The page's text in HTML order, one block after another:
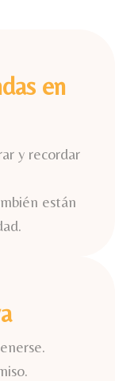
en
y recordar
están